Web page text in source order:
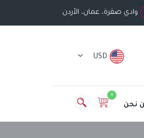
وادي صقرة، عمان، الأردن
USD
0
نحن